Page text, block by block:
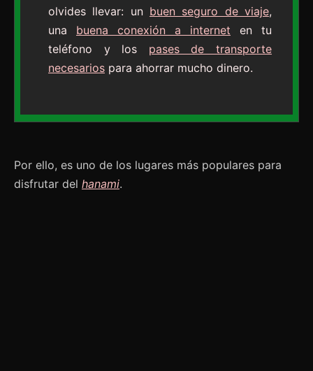
olvides llevar: un buen seguro de viaje,
una
buena conexión a internet
en tu
teléfono y los
pases de transporte
necesarios para ahorrar mucho dinero.
Por ello, es uno de los lugares más populares para
disfrutar del hanami.